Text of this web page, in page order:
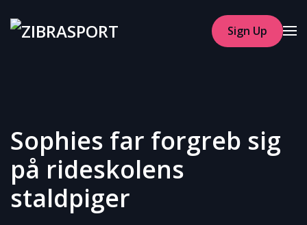
Skip to main content
Sign Up
Sophies far forgreb sig
på rideskolens
staldpiger